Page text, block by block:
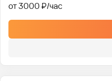
от 3000 ₽